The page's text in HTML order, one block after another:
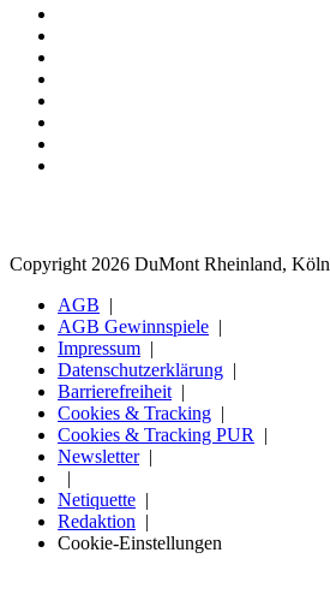
Copyright 2026 DuMont Rheinland, Köln
AGB
AGB Gewinnspiele
Impressum
Datenschutzerklärung
Barrierefreiheit
Cookies & Tracking
Cookies & Tracking PUR
Newsletter
Netiquette
Redaktion
Cookie-Einstellungen